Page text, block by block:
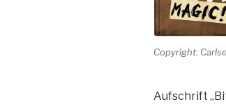
Copyright:
Aufschrift